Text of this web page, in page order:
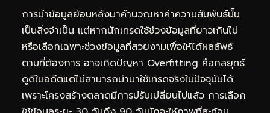
การนำข้อมูลย้อนหลังมาคำนวณหาค่าความสัมพันธ์นั้น
เป็นสิ่งจำเป็น แต่หากนักเทรดใช้ช่วงข้อมูลที่ยาวเกินไป
หรือเลือกเฉพาะช่วงข้อมูลที่สวยงามเพื่อให้ได้ผลลัพธ์
ตามที่ต้องการ อาจเกิดปัญหา Overfitting คือกลยุทธ์
ดูดีในอดีตแต่ไม่สามารถนำมาใช้เทรดจริงในปัจจุบันได้
เพราะโครงสร้างตลาดมีการปรับเปลี่ยนไปแล้ว การเลือก